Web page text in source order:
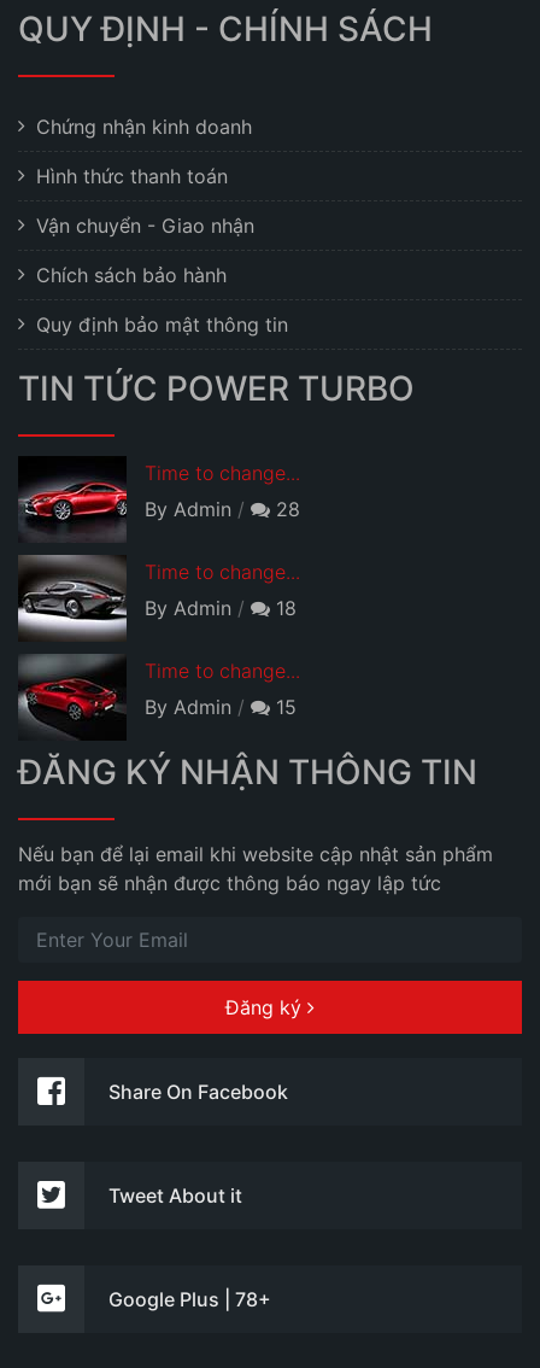
QUY ĐỊNH - CHÍNH SÁCH
Chứng nhận kinh doanh
Hình thức thanh toán
Vận chuyển - Giao nhận
Chích sách bảo hành
Quy định bảo mật thông tin
TIN TỨC POWER TURBO
Time to change...
By Admin
28
Time to change...
By Admin
18
Time to change...
By Admin
15
ĐĂNG KÝ NHẬN THÔNG TIN
Nếu bạn để lại email khi website cập nhật sản phẩm
mới bạn sẽ nhận được thông báo ngay lập tức
Đăng ký
Share On Facebook
Tweet About it
Google Plus | 78+